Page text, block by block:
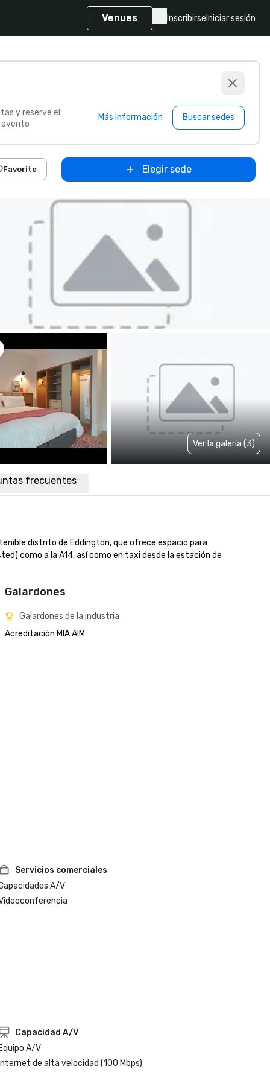
Venues Inscribirse Iniciar sesión
y reserve el
evento
Más información Buscar sedes
Favorite Elegir sede
Ver la galería (3)
frecuentes
distrito de Eddington, que ofrece espacio para
como a la A14, así como en taxi desde la estación de
Galardones
Galardones de la industria
Acreditación MIA AIM
Servicios comerciales
A/V
Capacidad A/V
A/V
de alta velocidad (100 Mbps)